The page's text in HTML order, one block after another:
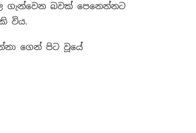
ගැන්වෙන බවක් පෙනෙන්නට
විය.
ගෙන් පිට වූයේ